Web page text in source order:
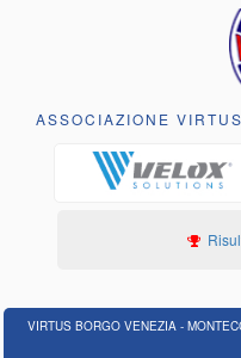
ASSOCIAZIONE
VIRTUS BORGO VENEZIA -